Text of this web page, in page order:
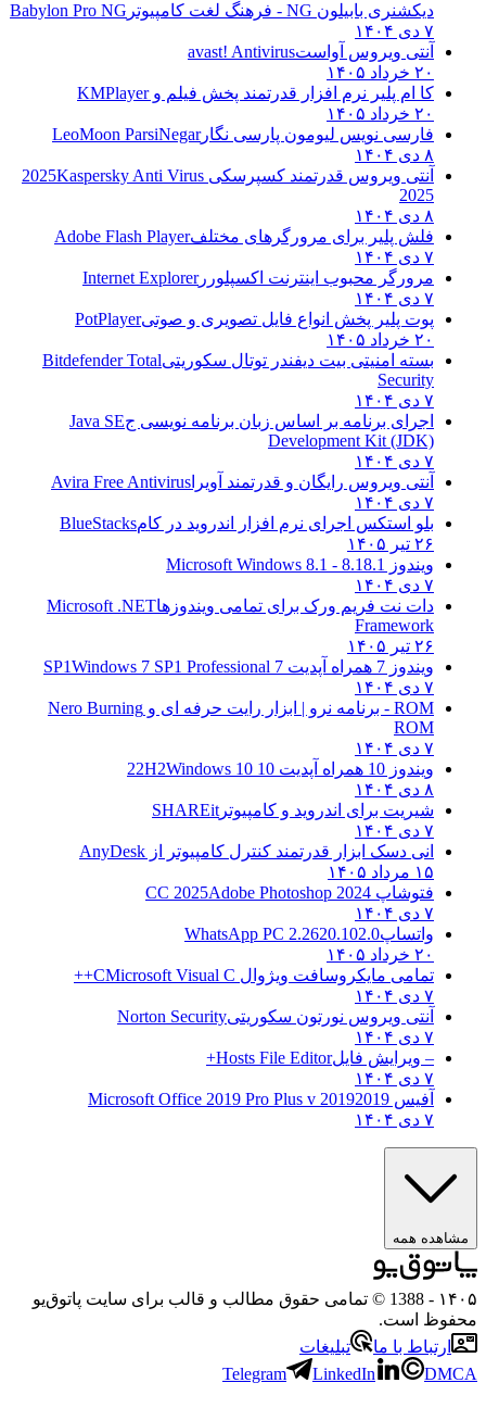
دیکشنری بابیلون NG - فرهنگ لغت کامپیوتر
Babylon Pro NG
۷ دی ۱۴۰۴
آنتی ویروس آواستavast! Antivirus
۲۰ خرداد ۱۴۰۵
کا ام پلیر نرم افزار قدرتمند پخش فیلم وKMPlayer
۲۰ خرداد ۱۴۰۵
فارسی نویس لیومون پارسی نگارLeoMoon ParsiNegar
۸ دی ۱۴۰۴
آنتی ویروس قدرتمند کسپرسکی 2025 Kaspersky Anti Virus
2025
۸ دی ۱۴۰۴
فلش پلیر برای مرورگرهای مختلفAdobe Flash Player
۷ دی ۱۴۰۴
مرورگر محبوب اینترنت اکسپلوررInternet Explorer
۷ دی ۱۴۰۴
پوت پلیر پخش انواع فایل تصویری و صوتیPotPlayer
۲۰ خرداد ۱۴۰۵
بسته امنیتی بیت دیفندر توتال سکوریتیBitdefender Total
Security
۷ دی ۱۴۰۴
اجرای برنامه بر اساس زبان برنامه نویسی جJava SE
Development Kit (JDK)
۷ دی ۱۴۰۴
آنتی ویروس رایگان و قدرتمند آویرا Avira Free Antivirus
۷ دی ۱۴۰۴
بلو استکس اجرای نرم افزار اندروید در کامBlueStacks
۲۶ تیر ۱۴۰۵
ویندوز 8.1
8.1 - Microsoft Windows 8.1
۷ دی ۱۴۰۴
دات نت فریم ورک برای تمامی ویندوزهاMicrosoft .NET
Framework
۲۶ تیر ۱۴۰۵
ویندوز 7 همراه آپدیت 7 SP1
Windows 7 SP1 Professional
۷ دی ۱۴۰۴
ROM - برنامه نرو | ابزار رایت حرفه ای و
Nero Burning
ROM
۷ دی ۱۴۰۴
ویندوز 10 همراه آپدیت 10 22H2
Windows 10
۸ دی ۱۴۰۴
شیریت برای اندروید و کامپیوتر SHAREit
۷ دی ۱۴۰۴
انی دسک ابزار قدرتمند کنترل کامپیوتر از AnyDesk
۱۵ مرداد ۱۴۰۵
فتوشاپ CC 2025 Adobe Photoshop 2024
۷ دی ۱۴۰۴
واتساپWhatsApp PC 2.2620.102.0
۲۰ خرداد ۱۴۰۵
تمامی مایکروسافت ویژوال C Microsoft Visual C++
۷ دی ۱۴۰۴
آنتی ویروس نورتون سکوریتیNorton Security
۷ دی ۱۴۰۴
– ویرایش فایلHosts File Editor+
۷ دی ۱۴۰۴
آفیس 2019 2019 Microsoft Office 2019 Pro Plus v
۷ دی ۱۴۰۴
مشاهده همه
۱۴۰۵
- 1388 © تمامی حقوق مطالب و قالب برای سایت پاتوق‌یو
محفوظ است.
ارتباط با ما
تبلیغات
Telegram
LinkedIn DMCA